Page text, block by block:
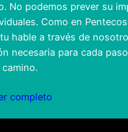
No podemos prever su
Como en
hable a través de
necesaria para cada
camino.
completo